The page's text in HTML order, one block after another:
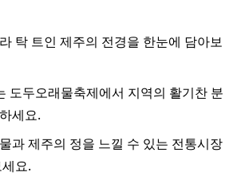
탁 트인 제주의 전경을 한눈에 담아보
도두오래물축제에서 지역의 활기찬 분
세요.
과 제주의 정을 느낄 수 있는 전통시장
요.